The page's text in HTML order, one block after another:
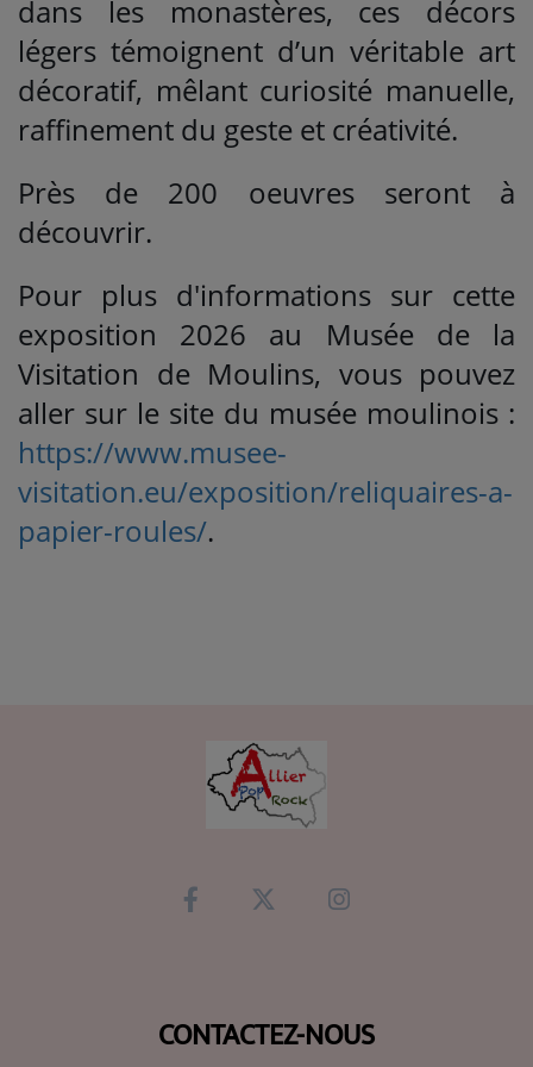
dans les monastères, ces décors
légers témoignent d’un véritable art
décoratif, mêlant curiosité manuelle,
raffinement du geste et créativité.
Près de 200 oeuvres seront à
découvrir.
Pour plus d'informations sur cette
exposition 2026 au Musée de la
Visitation de Moulins, vous pouvez
aller sur le site du musée moulinois :
https://www.musee-
visitation.eu/exposition/reliquaires-a-
papier-roules/.
CONTACTEZ-NOUS